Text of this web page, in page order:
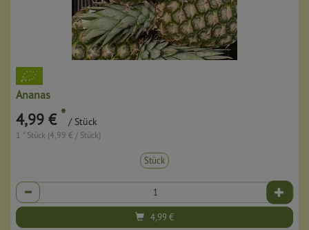
Ananas
4,99 € * / Stück
1 * Stück (4,99 € / Stück)
Stück
Anzahl
4,99€